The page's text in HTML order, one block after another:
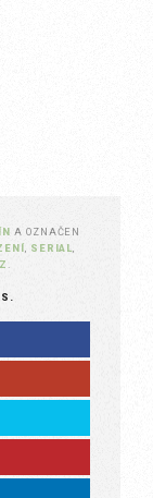
A OZNAČEN
SERIAL